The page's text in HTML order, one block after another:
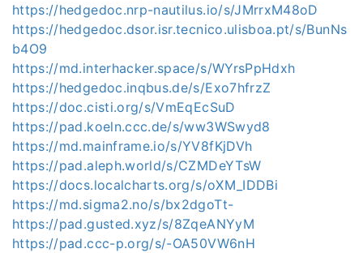
https://hedgedoc.nrp-nautilus.io/s/JMrrxM48oD
https://hedgedoc.dsor.isr.tecnico.ulisboa.pt/s/BunNs
b4O9
https://md.interhacker.space/s/WYrsPpHdxh
https://hedgedoc.inqbus.de/s/Exo7hfrzZ
https://doc.cisti.org/s/VmEqEcSuD
https://pad.koeln.ccc.de/s/ww3WSwyd8
https://md.mainframe.io/s/YV8fKjDVh
https://pad.aleph.world/s/CZMDeYTsW
https://docs.localcharts.org/s/oXM_IDDBi
https://md.sigma2.no/s/bx2dgoTt-
https://pad.gusted.xyz/s/8ZqeANYyM
https://pad.ccc-p.org/s/-OA50VW6nH